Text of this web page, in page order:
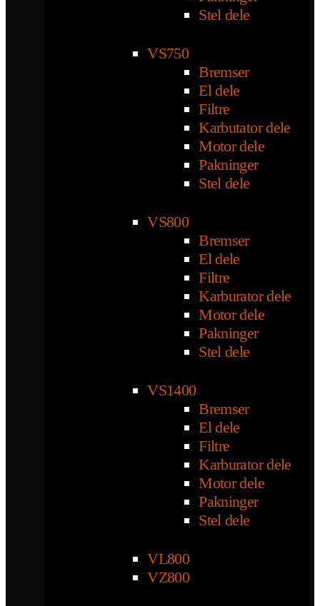
Stel dele
VS750
Bremser
El dele
Filtre
Karbutator dele
Motor dele
Pakninger
Stel dele
VS800
Bremser
El dele
Filtre
Karburator dele
Motor dele
Pakninger
Stel dele
VS1400
Bremser
El dele
Filtre
Karburator dele
Motor dele
Pakninger
Stel dele
VL800
VZ800